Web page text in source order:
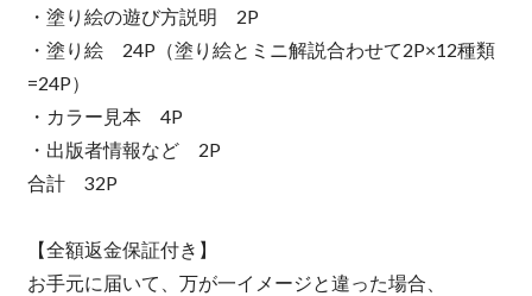
・塗り絵の遊び方説明 2P
・塗り絵 24P（塗り絵とミニ解説合わせて2P×12種類
=24P）
・カラー見本 4P
・出版者情報など 2P
合計 32P
【全額返金保証付き】
お手元に届いて、万が一イメージと違った場合、